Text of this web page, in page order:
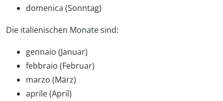
domenica (Sonntag)
Die italienischen Monate sind:
gennaio (Januar)
febbraio (Februar)
marzo (März)
aprile (April)